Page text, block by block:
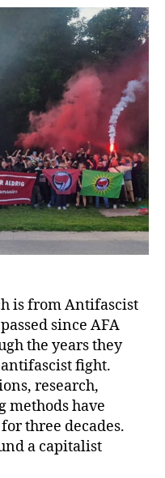
is from Antifascist
since AFA
the years they
fight.
research,
methods have
three decades.
a capitalist